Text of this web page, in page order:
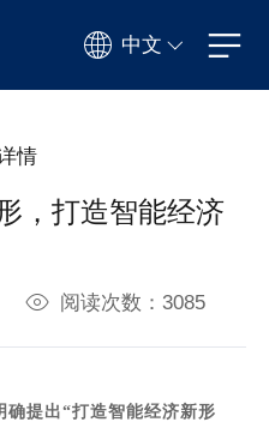
中文
情
，打造智能经济
阅读次数：3085
确提出“打造智能经济新形